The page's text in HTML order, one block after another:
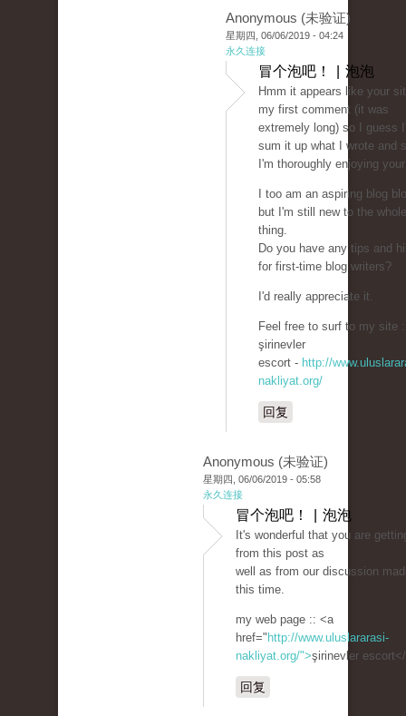
Anonymous (未验证)
星期四, 06/06/2019 - 04:24
永久连接
冒个泡吧！ | 泡泡
Hmm it appears like your
my first comment (it was
extremely long) so I guess
sum it up what I wrote and
I'm thoroughly enjoying
I too am an aspiring blog
but I'm still new to the whole
thing.
Do you have any tips and
for first-time blog writers?
I'd really appreciate it.
Feel free to surf to my site
şirinevler
escort - http://
nakliyat.org/
回复
Anonymous (未验证)
星期四, 06/06/2019 - 05:58
永久连接
冒个泡吧！ | 泡泡
It's wonderful that you are
from this post as
well as from our discussion
this time.
my web page :: <a
href=" http://www.uluslararasi-
nakliyat.org/">şirinevler
回复